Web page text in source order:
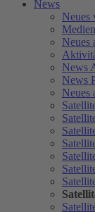
News
Neues
Neues
News
News
Neues